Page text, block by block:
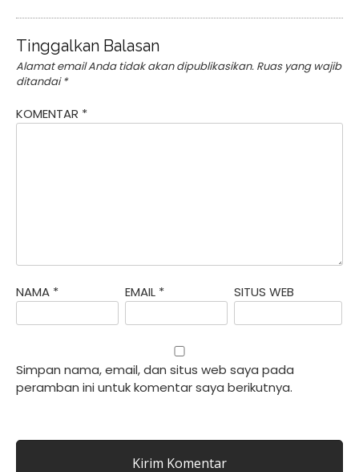
Tinggalkan Balasan
Alamat email Anda tidak akan dipublikasikan. Ruas yang wajib
ditandai*
KOMENTAR *
NAMA * EMAIL * SITUS WEB
Simpan nama, email, dan situs web saya pada
peramban ini untuk komentar saya berikutnya.